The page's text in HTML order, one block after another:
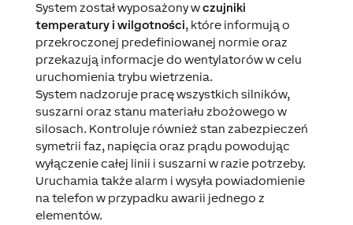
System został wyposażony wczujniki
temperatury i wilgotności, które informują o
przekroczonej predefiniowanej normie oraz
przekazują informacje do wentylatorów w celu
uruchomienia trybu wietrzenia.
System nadzoruje pracę wszystkich silników,
suszarni oraz stanu materiału zbożowego w
silosach. Kontroluje również stan zabezpieczeń
symetrii faz, napięcia oraz prądu powodując
wyłączenie całej linii i suszarni w razie potrzeby.
Uruchamia także alarm i wysyła powiadomienie
na telefon w przypadku awarii jednego z
elementów.